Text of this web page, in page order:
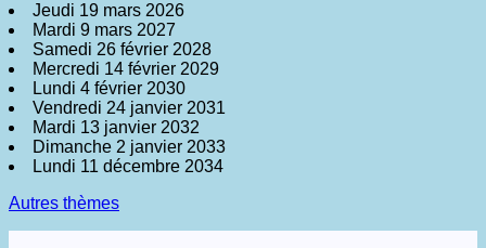
Jeudi 19 mars 2026
Mardi 9 mars 2027
Samedi 26 février 2028
Mercredi 14 février 2029
Lundi 4 février 2030
Vendredi 24 janvier 2031
Mardi 13 janvier 2032
Dimanche 2 janvier 2033
Lundi 11 décembre 2034
Autres thèmes